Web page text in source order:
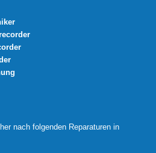
nach folgenden Reparaturen in